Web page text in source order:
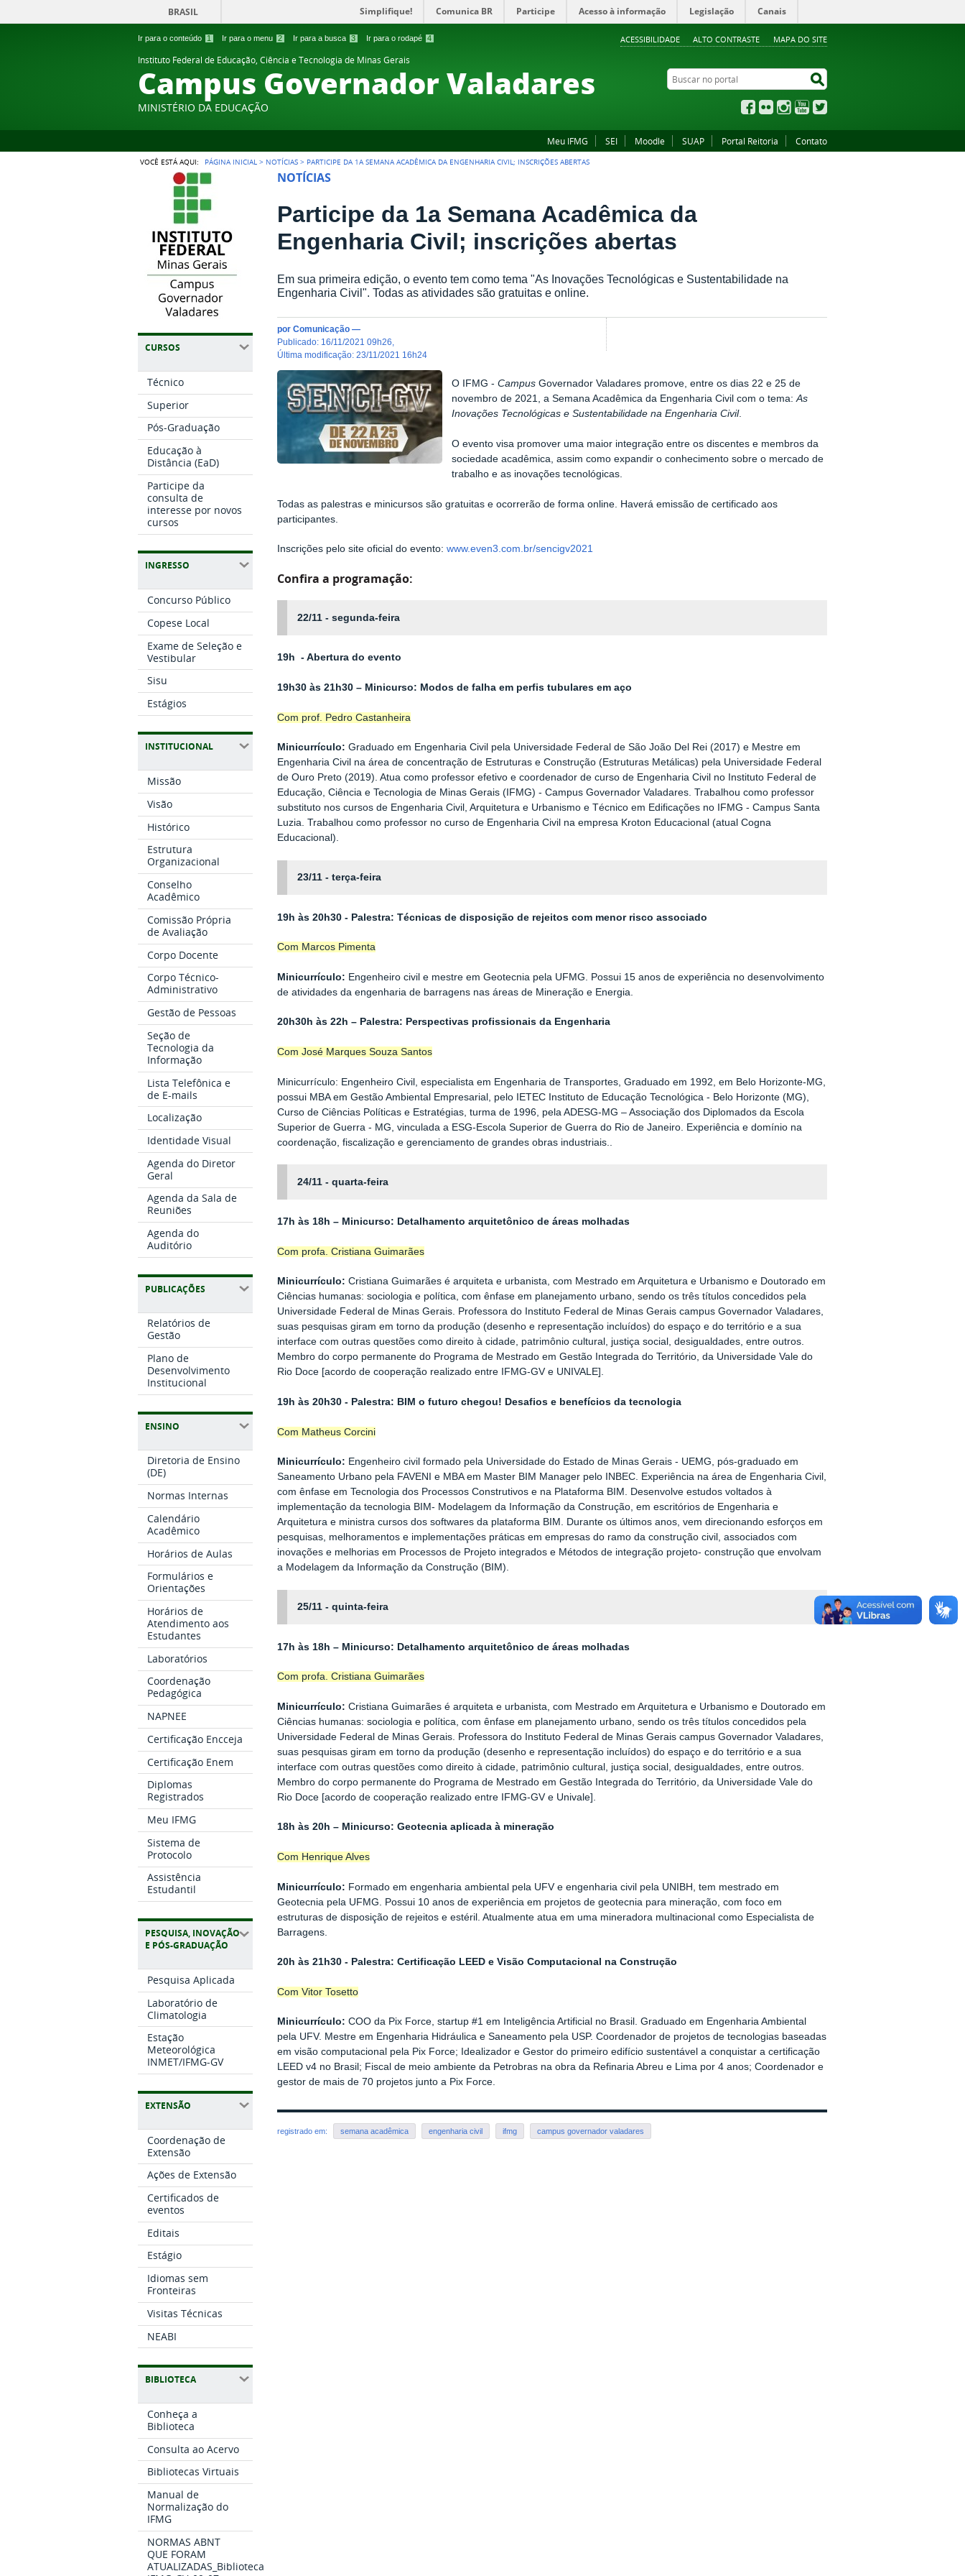
Ir para o conteúdo 1 Ir para o menu 2 Ir para a busca 3 Ir para o rodapé 4 ACESSIBILIDADE ALTO CONTRASTE MAPA DO SITE
BRASIL Simplifique! Comunica BR Participe Acesso à informação Legislação Canais
Instituto Federal de Educação, Ciência e Tecnologia de Minas Gerais
Campus Governador Valadares
MINISTÉRIO DA EDUCAÇÃO
Buscar no portal
Facebook
Flickr InstagramYouTube
Meu IFMG SEI Moodle SUAP Portal Reitoria Contato
VOCÊ ESTÁ AQUI: PÁGINA INICIAL > NOTÍCIAS > PARTICIPE DA 1A SEMANA ACADÊMICA DA ENGENHARIA CIVIL; INSCRIÇÕES ABERTAS
CURSOS
Técnico
Superior
Pós-Graduação
Educação à
Distância (EaD)
Participe da
consulta de
interesse por novos
cursos
INGRESSO
Concurso Público
Copese Local
Exame de Seleção e
Vestibular
Sisu
Estágios
INSTITUCIONAL
Missão
Visão
Histórico
Estrutura
Organizacional
Conselho
Acadêmico
Comissão Própria
de Avaliação
Corpo Docente
Corpo Técnico-
Administrativo
Gestão de Pessoas
Seção de
Tecnologia da
Informação
Lista Telefônica e
de E-mails
Localização
Identidade Visual
Agenda do Diretor
Geral
Agenda da Sala de
Reuniões
Agenda do
Auditório
PUBLICAÇÕES
Relatórios de
Gestão
Plano de
Desenvolvimento
Institucional
ENSINO
Diretoria de Ensino
(DE)
Normas Internas
Calendário
Acadêmico
Horários de Aulas
Formulários e
Orientações
Horários de
Atendimento aos
Estudantes
Laboratórios
Coordenação
Pedagógica
NAPNEE
Certificação Encceja
Certificação Enem
Diplomas
Registrados
Meu IFMG
Sistema de
Protocolo
Assistência
Estudantil
PESQUISA, INOVAÇÃO
E PÓS-GRADUAÇÃO
Pesquisa Aplicada
Laboratório de
Climatologia
Estação
Meteorológica
INMET/IFMG-GV
EXTENSÃO
Coordenação de
Extensão
Ações de Extensão
Certificados de
eventos
Editais
Estágio
Idiomas sem
Fronteiras
Visitas Técnicas
NEABI
BIBLIOTECA
Conheça a
Biblioteca
Consulta ao Acervo
Bibliotecas Virtuais
Manual de
Normalização do
IFMG
NORMAS ABNT
QUE FORAM
ATUALIZADAS_Biblioteca
NOTÍCIAS
Participe da 1a Semana Acadêmica da
Engenharia Civil; inscrições abertas
Em sua primeira edição, o evento tem como tema "As Inovações Tecnológicas e Sustentabilidade na
Engenharia Civil". Todas as atividades são gratuitas e online.
porComunicação —
publicado: 16/11/2021 09h26
última modificação:23/11/2021 16h24
O IFMG - CampusGovernador Valadares promove, entre os dias 22 e 25 de
novembro de 2021, a Semana Acadêmica da Engenharia Civil com o tema:As
Inovações Tecnológicas e Sustentabilidade na Engenharia Civil.
O evento visa promover uma maior integração entre os discentes e membros da
sociedade acadêmica, assim como expandir o conhecimento sobre o mercado de
trabalho e as inovações tecnológicas.
Todas as palestras e minicursos são gratuitas e ocorrerão de forma online. Haverá emissão de certificado aos
participantes.
Inscrições pelo site oficial do evento:www.even3.com.br/sencigv2021
Confira a programação:
22/11 - segunda-feira
19h - Abertura do evento
19h30 às 21h30 – Minicurso: Modos de falha em perfis tubulares em aço
Com prof. Pedro Castanheira
Minicurrículo: Graduado em Engenharia Civil pela Universidade Federal de São João Del Rei (2017) e Mestre em
Engenharia Civil na área de concentração de Estruturas e Construção (Estruturas Metálicas) pela Universidade Federal
de Ouro Preto (2019). Atua como professor efetivo e coordenador de curso de Engenharia Civil no Instituto Federal de
Educação, Ciência e Tecnologia de Minas Gerais (IFMG) - Campus Governador Valadares. Trabalhou como professor
substituto nos cursos de Engenharia Civil, Arquitetura e Urbanismo e Técnico em Edificações no IFMG - Campus Santa
Luzia. Trabalhou como professor no curso de Engenharia Civil na empresa Kroton Educacional (atual Cogna
Educacional).
23/11 - terça-feira
19h às 20h30 - Palestra: Técnicas de disposição de rejeitos com menor risco associado
Com Marcos Pimenta
Minicurrículo: Engenheiro civil e mestre em Geotecnia pela UFMG. Possui 15 anos de experiência no desenvolvimento
de atividades da engenharia de barragens nas áreas de Mineração e Energia.
20h30h às 22h – Palestra: Perspectivas profissionais da Engenharia
Com José Marques Souza Santos
Minicurrículo: Engenheiro Civil, especialista em Engenharia de Transportes, Graduado em 1992, em Belo Horizonte-MG,
possui MBA em Gestão Ambiental Empresarial, pelo IETEC Instituto de Educação Tecnológica - Belo Horizonte (MG),
Curso de Ciências Políticas e Estratégias, turma de 1996, pela ADESG-MG – Associação dos Diplomados da Escola
Superior de Guerra - MG, vinculada a ESG-Escola Superior de Guerra do Rio de Janeiro. Experiência e domínio na
coordenação, fiscalização e gerenciamento de grandes obras industriais.
24/11 - quarta-feira
17h às 18h – Minicurso: Detalhamento arquitetônico de áreas molhadas
Com profa. Cristiana Guimarães
Minicurrículo: Cristiana Guimarães é arquiteta e urbanista, com Mestrado em Arquitetura e Urbanismo e Doutorado em
Ciências humanas: sociologia e política, com ênfase em planejamento urbano, sendo os três títulos concedidos pela
Universidade Federal de Minas Gerais. Professora do Instituto Federal de Minas Gerais campus Governador Valadares,
suas pesquisas giram em torno da produção (desenho e representação incluídos) do espaço e do território e a sua
interface com outras questões como direito à cidade, patrimônio cultural, justiça social, desigualdades, entre outros.
Membro do corpo permanente do Programa de Mestrado em Gestão Integrada do Território, da Universidade Vale do
Rio Doce [acordo de cooperação realizado entre IFMG-GV e UNIVALE].
19h às 20h30 - Palestra: BIM o futuro chegou! Desafios e benefícios da tecnologia
Com Matheus Corcini
Minicurrículo: Engenheiro civil formado pela Universidade do Estado de Minas Gerais - UEMG, pós-graduado em
Saneamento Urbano pela FAVENI e MBA em Master BIM Manager pelo INBEC. Experiência na área de Engenharia Civil,
com ênfase em Tecnologia dos Processos Construtivos e na Plataforma BIM. Desenvolve estudos voltados à
implementação da tecnologia BIM- Modelagem da Informação da Construção, em escritórios de Engenharia e
Arquitetura e ministra cursos dos softwares da plataforma BIM. Durante os últimos anos, vem direcionando esforços em
pesquisas, melhoramentos e implementações práticas em empresas do ramo da construção civil, associados com
inovações e melhorias em Processos de Projeto integrados e Métodos de integração projeto- construção que envolvam
a Modelagem da Informação da Construção (BIM).
25/11 - quinta-feira
17h às 18h – Minicurso: Detalhamento arquitetônico de áreas molhadas
Com profa. Cristiana Guimarães
Minicurrículo: Cristiana Guimarães é arquiteta e urbanista, com Mestrado em Arquitetura e Urbanismo e Doutorado em
Ciências humanas: sociologia e política, com ênfase em planejamento urbano, sendo os três títulos concedidos pela
Universidade Federal de Minas Gerais. Professora do Instituto Federal de Minas Gerais campus Governador Valadares,
suas pesquisas giram em torno da produção (desenho e representação incluídos) do espaço e do território e a sua
interface com outras questões como direito à cidade, patrimônio cultural, justiça social, desigualdades, entre outros.
Membro do corpo permanente do Programa de Mestrado em Gestão Integrada do Território, da Universidade Vale do
Rio Doce [acordo de cooperação realizado entre IFMG-GV e Univale].
18h às 20h – Minicurso: Geotecnia aplicada à mineração
Com Henrique Alves
Minicurrículo: Formado em engenharia ambiental pela UFV e engenharia civil pela UNIBH, tem mestrado em
Geotecnia pela UFMG. Possui 10 anos de experiência em projetos de geotecnia para mineração, com foco em
estruturas de disposição de rejeitos e estéril. Atualmente atua em uma mineradora multinacional como Especialista de
Barragens
20h às 21h30 - Palestra: Certificação LEED e Visão Computacional na Construção
Com Vitor Tosetto
Minicurrículo: COO da Pix Force, startup #1 em Inteligência Artificial no Brasil. Graduado em Engenharia Ambiental
pela UFV. Mestre em Engenharia Hidráulica e Saneamento pela USP. Coordenador de projetos de tecnologias baseadas
em visão computacional pela Pix Force; Idealizador e Gestor do primeiro edifício sustentável a conquistar a certificação
LEED v4 no Brasil; Fiscal de meio ambiente da Petrobras na obra da Refinaria Abreu e Lima por 4 anos; Coordenador e
gestor de mais de 70 projetos junto a Pix Force.
registrado em: semana acadêmica engenharia civil ifmg campus governador valadares